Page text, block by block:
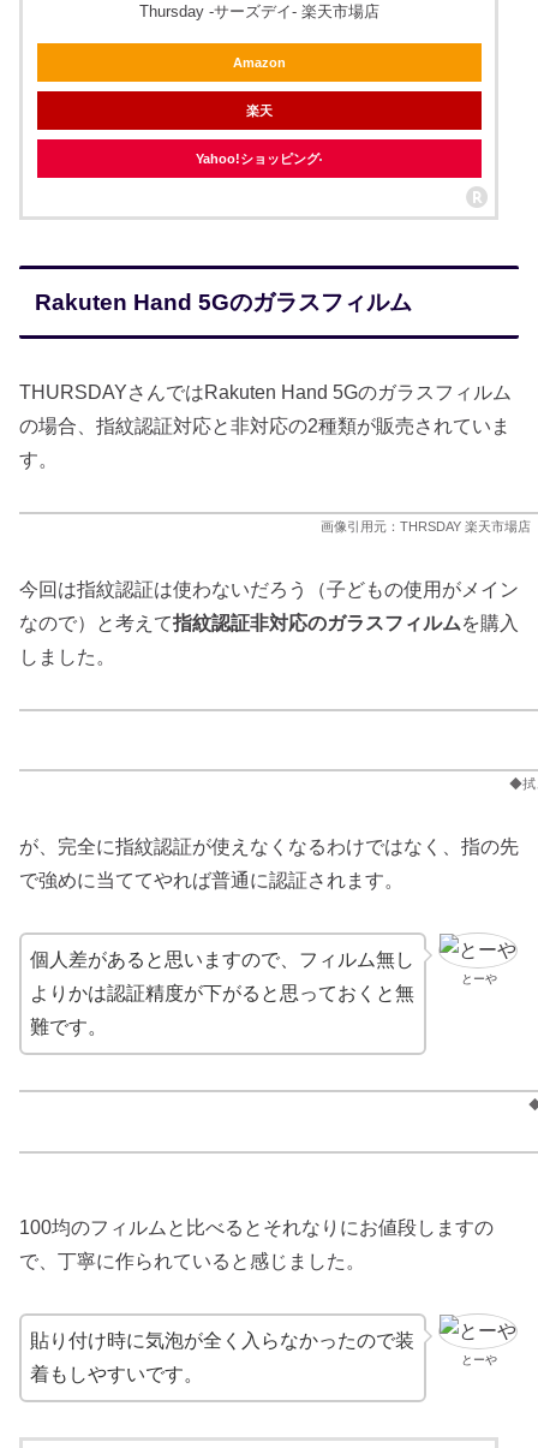
Thursday -サーズデイ- 楽天市場店
Amazon
楽天
Yahoo!ショッピング
Rakuten Hand 5Gのガラスフィルム
THURSDAYさんではRakuten Hand 5Gのガラスフィルム
の場合、指紋認証対応と非対応の2種類が販売されていま
す。
画像引用元：THRSDAY 楽天市場店
今回は指紋認証は使わないだろう（子どもの使用がメイン
なので）と考えて指紋認証非対応のガラスフィルムを購入
しました。
◆拭
が、完全に指紋認証が使えなくなるわけではなく、指の先
で強めに当ててやれば普通に認証されます。
とーや
個人差があると思いますので、フィルム無し
よりかは認証精度が下がると思っておくと無
難です。
◆
100均のフィルムと比べるとそれなりにお値段しますの
で、丁寧に作られていると感じました。
とーや
貼り付け時に気泡が全く入らなかったので装
着もしやすいです。